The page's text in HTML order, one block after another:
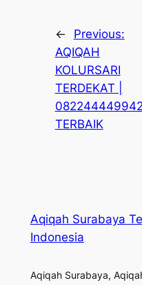
←
Previous:
AQIQAH
KOLURSARI
TERDEKAT |
082244449942
TERBAIK
Aqiqah Surabaya
Indonesia
Aqiqah Surabaya,